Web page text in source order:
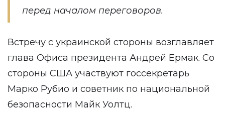
перед началом переговоров.
Встречу с украинской стороны возглавляет
глава Офиса президента Андрей Ермак. Со
стороны США участвуют госсекретарь
Марко Рубио и советник по национальной
безопасности Майк Уолтц.